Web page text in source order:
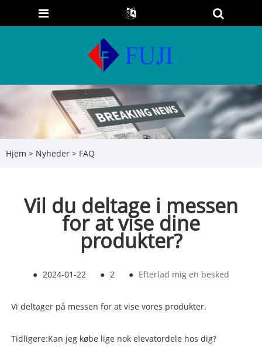
Hjem > Nyheder > FAQ
Vil du deltage i messen
for at vise dine
produkter?
● 2024-01-22 ● 2 ● Efterlad mig en besked
Vi deltager på messen for at vise vores produkter.
Tidligere:Kan jeg købe lige nok elevatordele hos dig?